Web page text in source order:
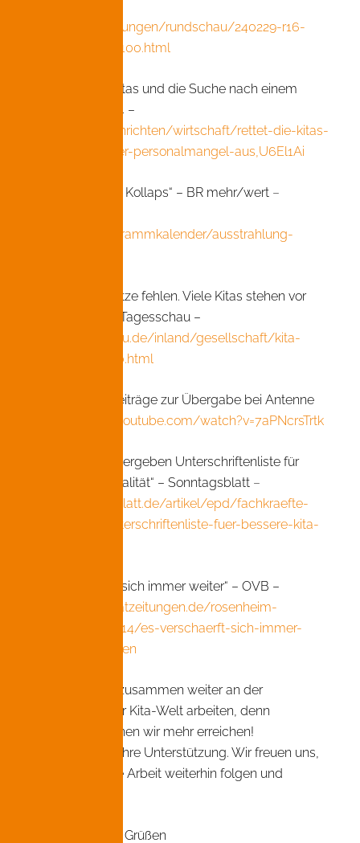
fernsehen/sendungen/rundschau/240229-r16-
rettet-die-kitas-100.html
– „Die Not der Kitas und die Suche nach einem
Ausweg“ – BR24 –
www.br.de/nachrichten/wirtschaft/rettet-die-kitas-
so-wirkt-sich-der-personalmangel-aus,U6El1Ai
– „Kitas vor dem Kollaps“ – BR mehr/wert –
fernsehen/programmkalender/ausstrahlung-
– „Tausende Plätze fehlen. Viele Kitas stehen vor
dem Kollaps“ – Tagesschau –
www.tagesschau.de/inland/gesellschaft/kita-
personalnot-100.html
– Nachrichtenbeiträge zur Übergabe bei Antenne
www.youtube.com/watch?v=7aPNcrsTrtk
– „Fachkräfte übergeben Unterschriftenliste für
bessere Kita-Qualität“ – Sonntagsblatt –
www.sonntagsblatt.de/artikel/epd/fachkraefte-
uebergeben-unterschriftenliste-fuer-bessere-kita-
– „Es verschärft sich immer weiter“ – OVB –
www.ovb-heimatzeitungen.de/rosenheim-
stadt/2023/05/14/es-verschaerft-sich-immer-
weiter.ovb?shorten
Lassen Sie uns zusammen weiter an der
Veränderung der Kita-Welt arbeiten, denn
zusammen können wir mehr erreichen!
Vielen Dank für Ihre Unterstützung. Wir freuen uns,
wenn Sie unsere Arbeit weiterhin folgen und
Mit freundlichen Grüßen